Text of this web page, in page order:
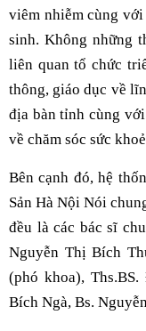
viêm nhiễm cùng
sinh. Không những
liên quan tổ chức
thông, giáo dục về
địa bàn tỉnh cùng
về chăm sóc sức
Bên cạnh đó, hệ
Sản Hà Nội Nói
đều là các bác sĩ
Nguyễn Thị Bích
(phó khoa),
Bích Ngà, Bs.